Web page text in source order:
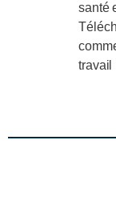
santé
travail